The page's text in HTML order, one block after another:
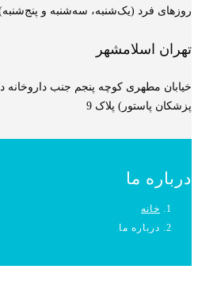
روزهای فرد (یک‌شنبه، سه‌شنبه و پنج‌شنبه) ساعت 15:00
تهران اسلامشهر
خیابان مطهری کوچه پنجم جنب داروخانه
پزشکان پاستور) پلاک 9
درباره ما
خانه
درباره ما